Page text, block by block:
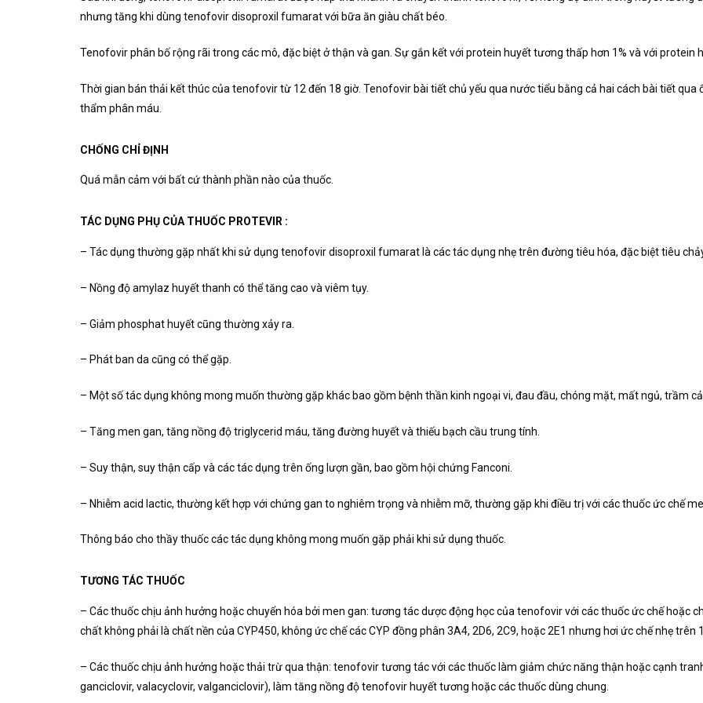
nhưng tăng khi dùng tenofovir disoproxil fumarat với bữa ăn giàu chất béo.
Tenofovir phân bố rộng rãi trong các mô, đặc biệt ở thận và gan. Sự gắn kết với protein huyết tương thấp hơn 1% và với protein
Thời gian bán thải kết thúc của tenofovir từ 12 đến 18 giờ. Tenofovir bài tiết chủ yếu qua nước tiểu bằng cả hai cách bài tiết
thẩm phân máu.
CHỐNG CHỈ ĐỊNH
Quá mẫn cảm với bất cứ thành phần nào của thuốc.
TÁC DỤNG PHỤ CỦA THUỐC PROTEVIR :
– Tác dụng thường gặp nhất khi sử dụng tenofovir disoproxil fumarat là các tác dụng nhẹ trên đường tiêu hóa, đặc biệt tiêu
– Nồng độ amylaz huyết thanh có thể tăng cao và viêm tụy.
– Giảm phosphat huyết cũng thường xảy ra.
– Phát ban da cũng có thể gặp.
– Một số tác dụng không mong muốn thường gặp khác bao gồm bệnh thần kinh ngoại vi, đau đầu, chóng mặt, mất ngủ, trầm
– Tăng men gan, tăng nồng độ triglycerid máu, tăng đường huyết và thiếu bạch cầu trung tính.
– Suy thận, suy thận cấp và các tác dụng trên ống lượn gần, bao gồm hội chứng Fanconi.
– Nhiễm acid lactic, thường kết hợp với chứng gan to nghiêm trọng và nhiễm mỡ, thường gặp khi điều trị với các thuốc ức chế
Thông báo cho thầy thuốc các tác dụng không mong muốn gặp phải khi sử dụng thuốc.
TƯƠNG TÁC THUỐC
– Các thuốc chịu ảnh hưởng hoặc chuyển hóa bởi men gan: tương tác dược động học của tenofovir với các thuốc ức chế hoặc
chất không phải là chất nền của CYP450, không ức chế các CYP đồng phân 3A4, 2D6, 2C9, hoặc 2E1 nhưng hơi ức chế nhẹ trên
– Các thuốc chịu ảnh hưởng hoặc thải trừ qua thận: tenofovir tương tác với các thuốc làm giảm chức năng thận hoặc cạnh
ganciclovir, valacyclovir, valganciclovir), làm tăng nồng độ tenofovir huyết tương hoặc các thuốc dùng chung.